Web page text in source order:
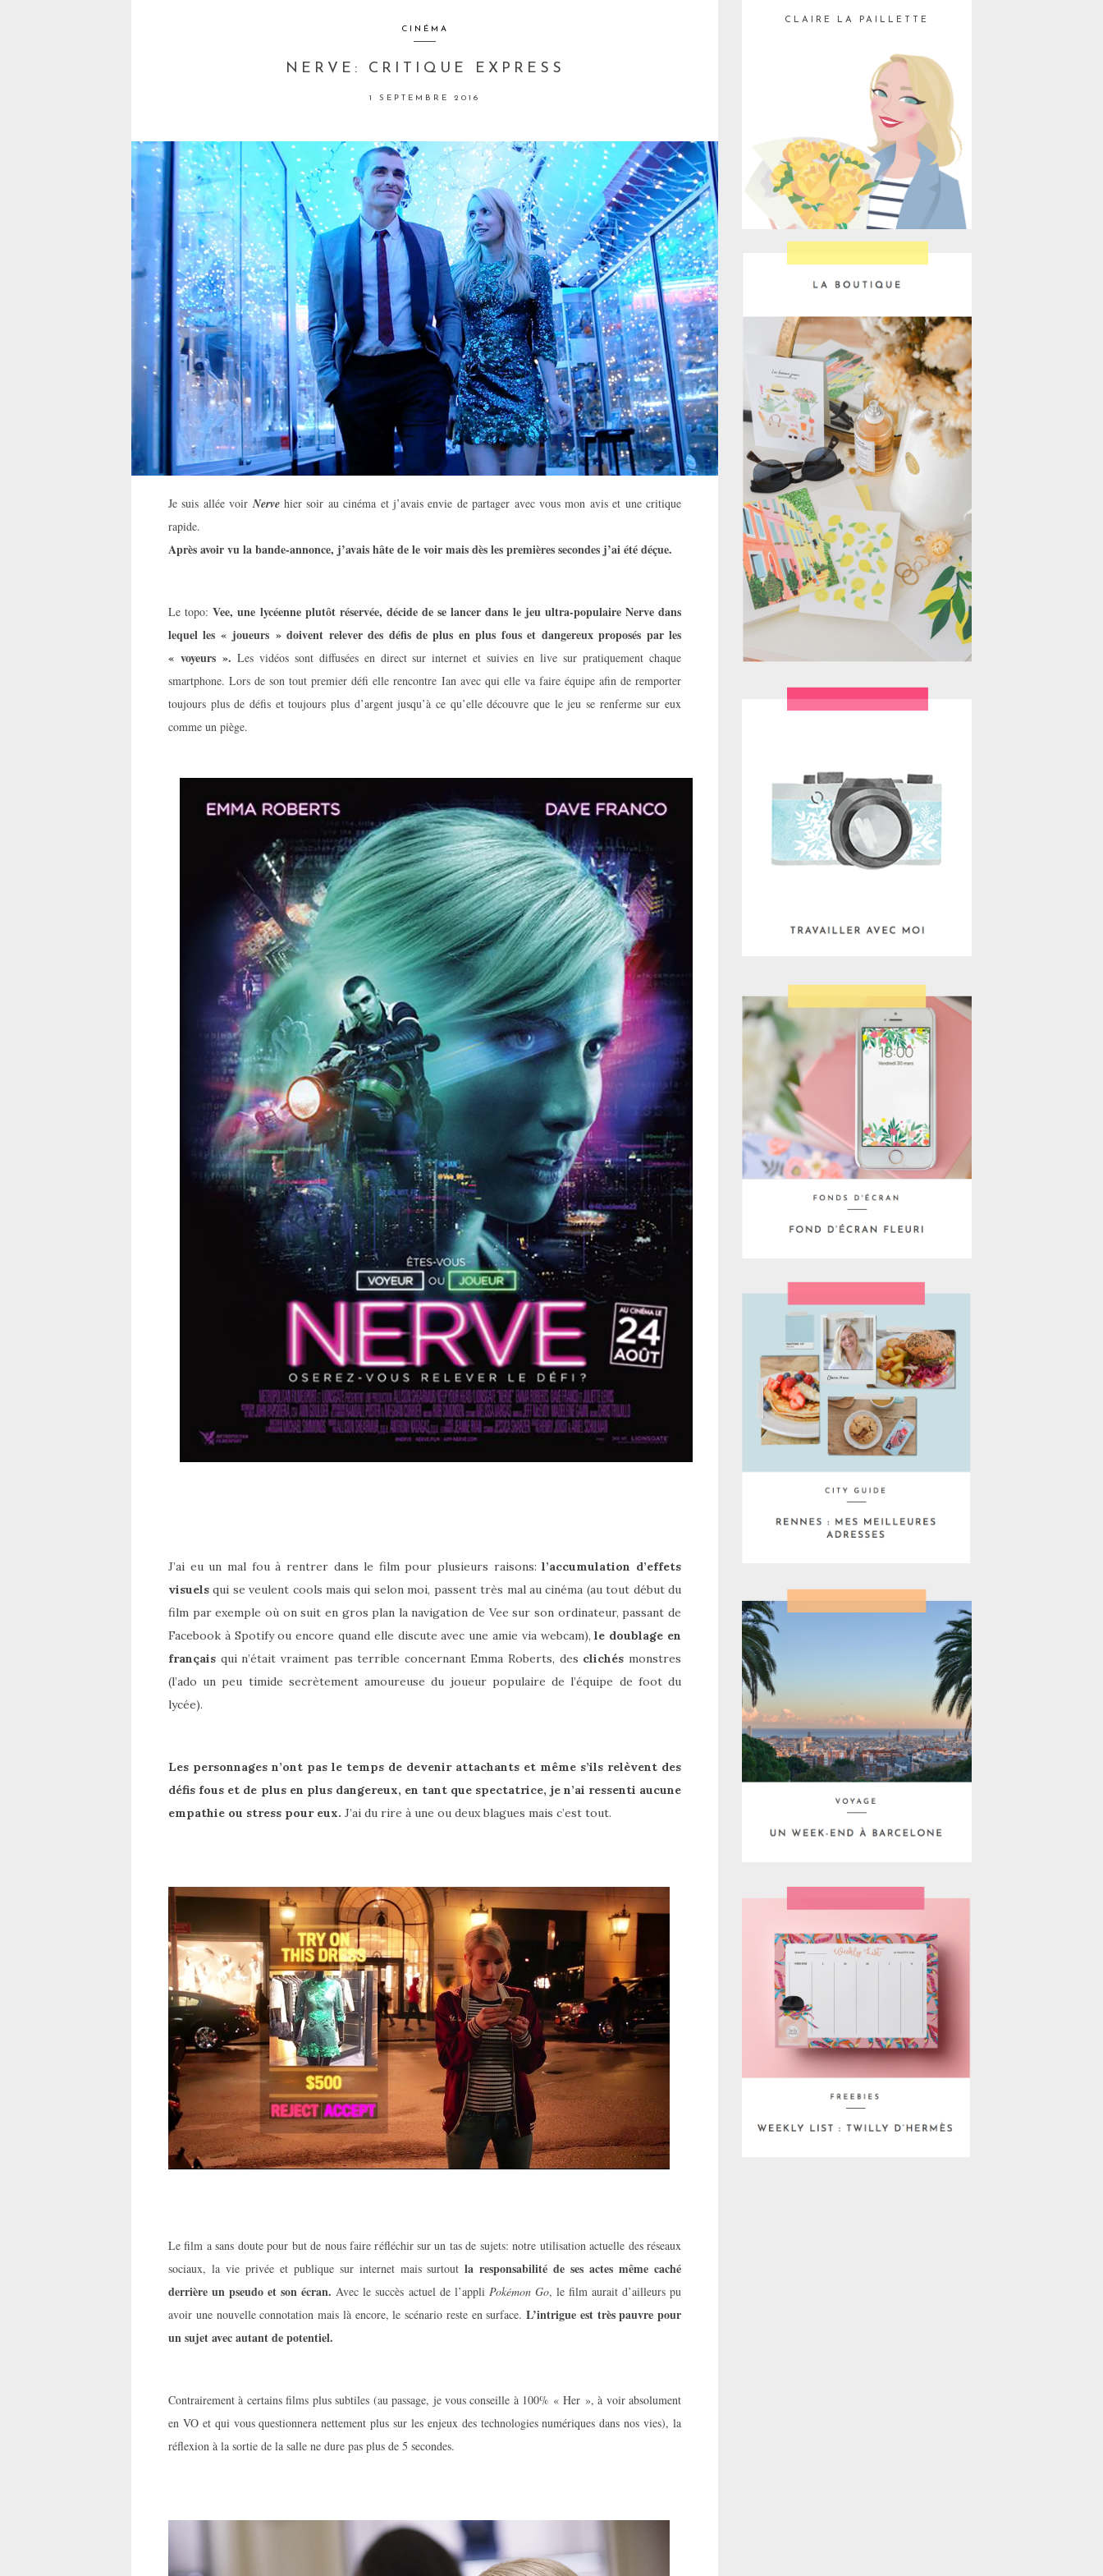
CINÉMA
NERVE: CRITIQUE EXPRESS
1 SEPTEMBRE 2016
Je suis allée voirNervehier soir au cinéma et j’avais envie de partager avec vous mon avis et une critique
rapide.
Après avoir vu la bande-annonce, j’avais hâte de le voir mais dès les premières secondes j’ai été déçue.
Le topo:Vee, une lycéenne plutôt réservée, décide de se lancer dans le jeu ultra-populaire Nerve dans
lequel les « joueurs » doivent relever des défis de plus en plus fous et dangereux proposés par les
« voyeurs ». Les vidéos sont diffusées en direct sur internet et suivies en live sur pratiquement chaque
smartphone. Lors de son tout premier défi elle rencontre Ian avec qui elle va faire équipe afin de remporter
toujours plus de défis et toujours plus d’argent jusqu’à ce qu’elle découvre que le jeu se renferme sur eux
comme un piège.
J’ai eu un mal fou à rentrer dans le film pour plusieurs raisons:l’accumulation d’effets
visuels qui se veulent cools mais qui selon moi, passent très mal au cinéma (au tout début du
film par exemple où on suit en gros plan la navigation de Vee sur son ordinateur, passant de
Facebook à Spotify ou encore quand elle discute avec une amie via webcam),le doublage en
français qui n’était vraiment pas terrible concernant Emma Roberts, des clichés monstres
(l’ado un peu timide secrètement amoureuse du joueur populaire de l’équipe de foot du
lycée).
Les personnages n’ont pas le temps de devenir attachants et même s’ils relèvent des
défis fous et de plus en plus dangereux, en tant que spectatrice, je n’ai ressenti aucune
empathie ou stress pour eux. J’ai du rire à une ou deux blagues mais c’est tout.
Le film a sans doute pour but de nous faire réfléchir sur un tas de sujets: notre utilisation actuelle des réseaux
sociaux, la vie privée et publique sur internet mais surtoutla responsabilité de ses actes même caché
derrière un pseudo et son écran. Avec le succès actuel de l’appli Pokémon Go, le film aurait d’ailleurs pu
avoir une nouvelle connotation mais là encore, le scénario reste en surface. L’intrigue est très pauvre pour
un sujet avec autant de potentiel.
Contrairement à certains films plus subtiles (au passage, je vous conseille à 100% « Her », à voir absolument
en VO et qui vous questionnera nettement plus sur les enjeux des technologies numériques dans nos vies), la
réflexion à la sortie de la salle ne dure pas plus de 5 secondes.
CLAIRE LA PAILLETTE